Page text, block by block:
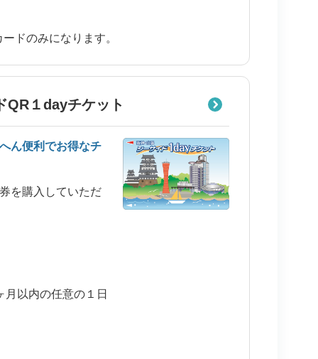
ドのみになります。
QR１dayチケット
ん便利でお得なチ
を購入していただ
以内の任意の１日